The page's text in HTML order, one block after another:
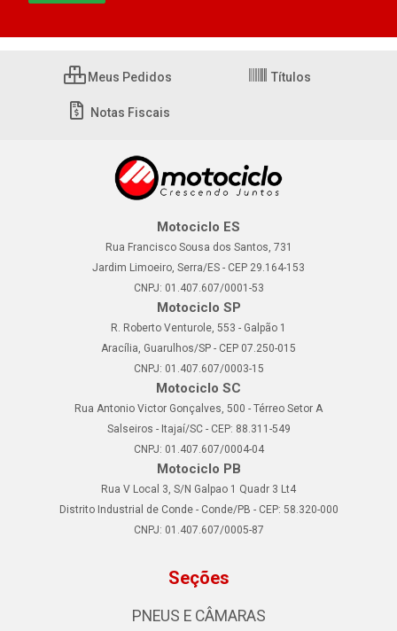
Meus Pedidos Títulos
Notas Fiscais
Motociclo ES
Rua Francisco Sousa dos Santos, 731
Jardim Limoeiro, Serra/ES - CEP 29.164-153
CNPJ: 01.407.607/0001-53
Motociclo SP
R. Roberto Venturole, 553 - Galpão 1
Aracília, Guarulhos/SP - CEP 07.250-015
CNPJ: 01.407.607/0003-15
Motociclo SC
Rua Antonio Victor Gonçalves, 500 - Térreo Setor A
Salseiros - Itajaí/SC - CEP: 88.311-549
CNPJ: 01.407.607/0004-04
Motociclo PB
Rua V Local 3, S/N Galpao 1 Quadr 3 Lt4
Distrito Industrial de Conde - Conde/PB - CEP: 58.320-000
CNPJ: 01.407.607/0005-87
Seções
PNEUS E CÂMARAS